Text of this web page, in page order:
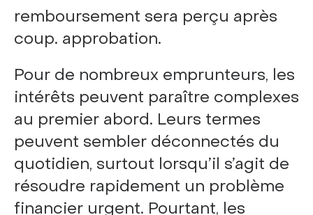
remboursement sera perçu après
coup. approbation.
Pour de nombreux emprunteurs, les
intérêts peuvent paraître complexes
au premier abord. Leurs termes
peuvent sembler déconnectés du
quotidien, surtout lorsqu’il s’agit de
résoudre rapidement un problème
financier urgent. Pourtant, les